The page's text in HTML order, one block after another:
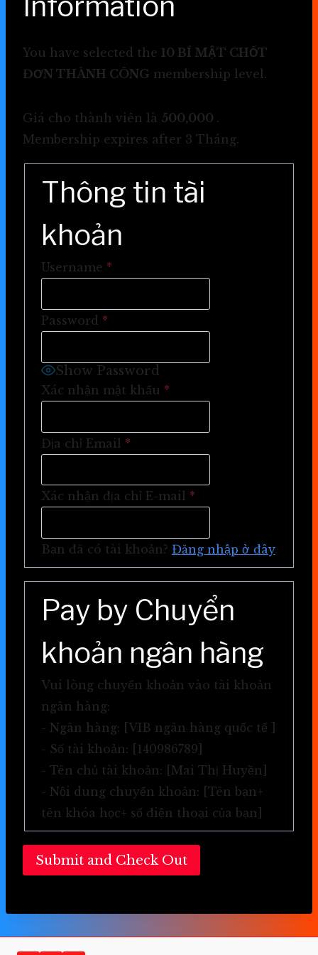
You have selected the 10 BÍ MẬT CHỐT
ĐƠN THÀNH CÔNG membership level.
Giá cho thành viên là 500,000 .
Membership expires after 3 Tháng.
Thông tin tài
khoản
Username *
Password *
Show Password
Xác nhận mật khẩu *
Địa chỉ Email *
Xác nhận địa chỉ E-mail *
Bạn đã có tài khoản? Đăng nhập ở đây
Pay by Chuyển
khoản ngân hàng
Vui lòng chuyển khoản vào tài khoản
ngân hàng:
- Số tài khoản: [140986789]
- Tên chủ tài khoản: [Mai Thị Huyền]
- Nội dung chuyển khoản: [Tên bạn+
tên khóa học+ số điện thoại của bạn]